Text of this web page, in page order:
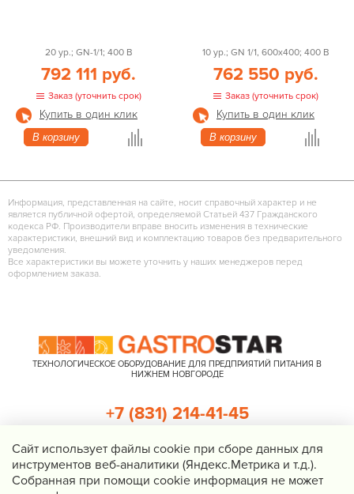
20 ур.; GN-1/1; 400 В
792 111 руб.
Заказ (уточнить срок)
Купить в один клик
В корзину
10 ур.; GN 1/1, 600x400; 400 В
762 550 руб.
Заказ (уточнить срок)
Купить в один клик
В корзину
Информация, представленная на сайте, носит справочный характер и не
является публичной офертой, определяемой Статьей 437 Гражданского
кодекса РФ. Производители вправе вносить изменения в технические
характеристики, внешний вид и комплектацию товаров без предварительного
уведомления.
Все характеристики вы можете уточнить у наших менеджеров перед
оформлением заказа.
ТЕХНОЛОГИЧЕСКОЕ ОБОРУДОВАНИЕ ДЛЯ ПРЕДПРИЯТИЙ ПИТАНИЯ В
НИЖНЕМ НОВГОРОДЕ
+7 (831) 214-41-45
Перезвоните мне
Cайт использует файлы cookie при сборе данных для
инструментов веб-аналитики (Яндекс.Метрика и т.д.).
Собранная при помощи cookie информация не может